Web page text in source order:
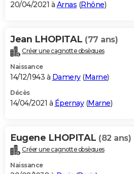
20/04/2021 à Arnas (Rhône)
Jean LHOPITAL (77 ans)
Créer une cagnotte obsèques
Naissance
14/12/1943 à Damery(Marne)
Décès
14/04/2021 à Épernay(Marne)
Eugene LHOPITAL (82 ans)
Créer une cagnotte obsèques
Naissance